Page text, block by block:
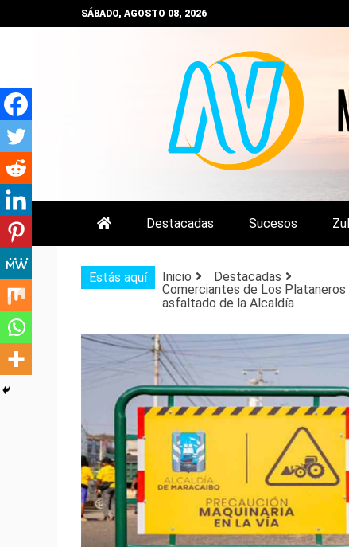
al
SÁBADO, AGOSTO 08, 2026
NOTIZULIA
NOTICIAS DEL ZULIA,
Destacadas Sucesos
Estás aquí Inicio
Destacadas
Comerciantes de Los
asfaltado de la Alcaldía